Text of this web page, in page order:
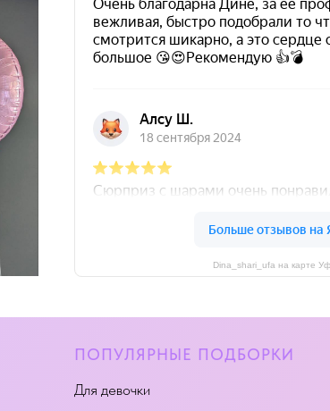
Dina_shari_ufa на карте
ПОПУЛЯРНЫЕ ПОДБОРКИ
Для девочки